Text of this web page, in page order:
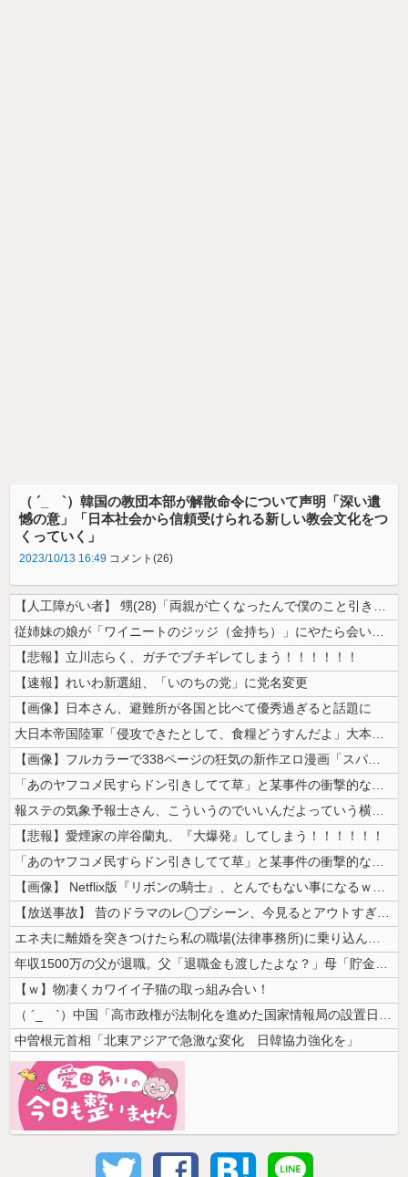
（ ´_ゝ`）韓国の教団本部が解散命令について声明「深い遺
憾の意」「日本社会から信頼受けられる新しい教会文化をつ
くっていく」
2023/10/13 16:49 コメント(26)
【人工障がい者】 甥(28)「両親が亡くなったんで僕のこと引き取ってほ...
従姉妹の娘が「ワイニートのジッジ（金持ち）」にやたら会いに来る理由ｗｗ...
【悲報】立川志らく、ガチでブチギレてしまう！！！！！！
【速報】れいわ新選組、「いのちの党」に党名変更
【画像】日本さん、避難所が各国と比べて優秀過ぎると話題に
大日本帝国陸軍「侵攻できたとして、食糧どうすんだよ」大本営「現地調達」...
【画像】フルカラーで338ページの狂気の新作ヱロ漫画「スパ・カイラクー...
「あのヤフコメ民すらドン引きしてて草」と某事件の衝撃的な公判が話題に、...
報ステの気象予報士さん、こういうのでいいんだよっていう横乳の張り
【悲報】愛煙家の岸谷蘭丸、『大爆発』してしまう！！！！！！
「あのヤフコメ民すらドン引きしてて草」と某事件の衝撃的な公判が話題に、...
【画像】 Netflix版『リボンの騎士』、とんでもない事になるｗｗｗ...
【放送事故】 昔のドラマのレ◯プシーン、今見るとアウトすぎる・・・
エネ夫に離婚を突きつけたら私の職場(法律事務所)に乗り込んできた 堂々...
年収1500万の父が退職。父「退職金も渡したよな？」母「貯金なんてない...
【ｗ】物凄くカワイイ子猫の取っ組み合い！
（ ´_ゝ`）中国「高市政権が法制化を進めた国家情報局の設置日が7月3...
中曽根元首相「北東アジアで急激な変化 日韓協力強化を」